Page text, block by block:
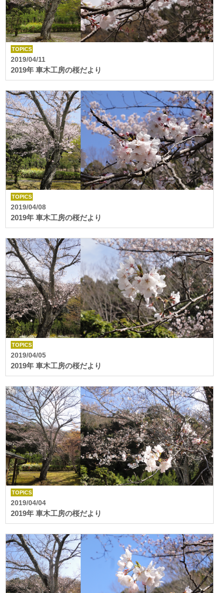
TOPICS
2019/04/11
2019年 車木工房の桜だより
TOPICS
2019/04/08
2019年 車木工房の桜だより
TOPICS
2019/04/05
2019年 車木工房の桜だより
TOPICS
2019/04/04
2019年 車木工房の桜だより